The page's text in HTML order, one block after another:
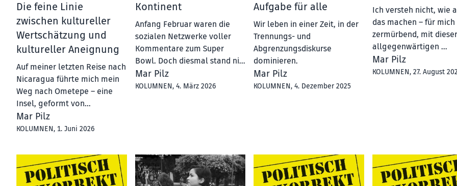
Die feine Linie
zwischen kultureller
Wertschätzung und
kultureller Aneignung
Auf meiner letzten Reise nach
Nicaragua führte mich mein
Weg nach Ometepe – eine
Insel, geformt von…
Mar Pilz
KOLUMNEN, 1. Juni 2026
Kontinent
Anfang Februar waren die
sozialen Netzwerke voller
Kommentare zum Super
Bowl. Doch diesmal stand ni…
Mar Pilz
KOLUMNEN, 4. März 2026
Aufgabe für alle
Wir leben in einer Zeit, in der
Trennungs- und
Abgrenzungsdiskurse
dominieren.
Mar Pilz
KOLUMNEN, 4. Dezember 2025
Ich versteh nicht, wie
das machen – für mich
zermürbend, mit dieser
allgegenwärtigen …
Mar Pilz
KOLUMNEN, 27. August